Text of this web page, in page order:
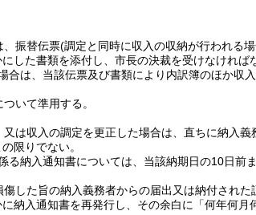
、振替伝票(調定と同時に収入の収納が行われる
した書類を添付し、市長の決裁を受けなければ
合は、当該伝票及び書類により内訳簿のほか収
いて準用する。
は収入の調定を更正した場合は、直ちに納入
限りでない。
納入通知書については、当該納期日の10日前
した旨の納入義務者からの届出又は納付され
納入通知書を再発行し、その余白に「何年何